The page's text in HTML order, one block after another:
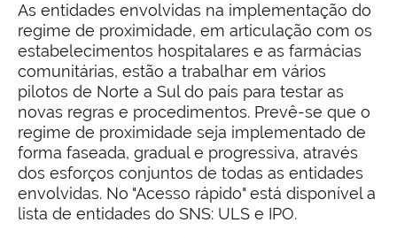
As entidades envolvidas na implementação do
regime de proximidade, em articulação com os
estabelecimentos hospitalares e as farmácias
comunitárias, estão a trabalhar em vários
pilotos de Norte a Sul do país para testar as
novas regras e procedimentos. Prevê-se que o
regime de proximidade seja implementado de
forma faseada, gradual e progressiva, através
dos esforços conjuntos de todas as entidades
envolvidas. No "Acesso rápido" está disponível a
lista de entidades do SNS: ULS e IPO.